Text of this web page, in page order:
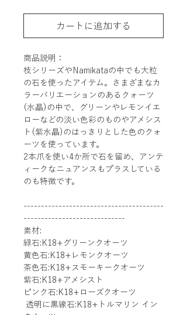
カートに追加する
商品説明：
枝シリーズやNamikataの中でも大粒
の石を使ったアイテム。さまざまなカ
ラーバリエーションのあるクォーツ
(水晶)の中で、グリーンやレモンイエ
ローなどの淡い色彩のものやアメシス
ト(紫水晶)のはっきりとした色のクォ
ーツを使っています。
2本爪を使い4か所で石を留め、アンテ
ィークなニュアンスもプラスしている
のも特徴です。
----------------------------------------
-----------------------------
素材:
緑石:K18+グリーンクオーツ
黄色石:K18+レモンクオーツ
茶色石:K18+スモーキークオーツ
紫石:K18+アメシスト
ピンク石:K18+ローズクオーツ
透明に黒線石:K18+トルマリン イン